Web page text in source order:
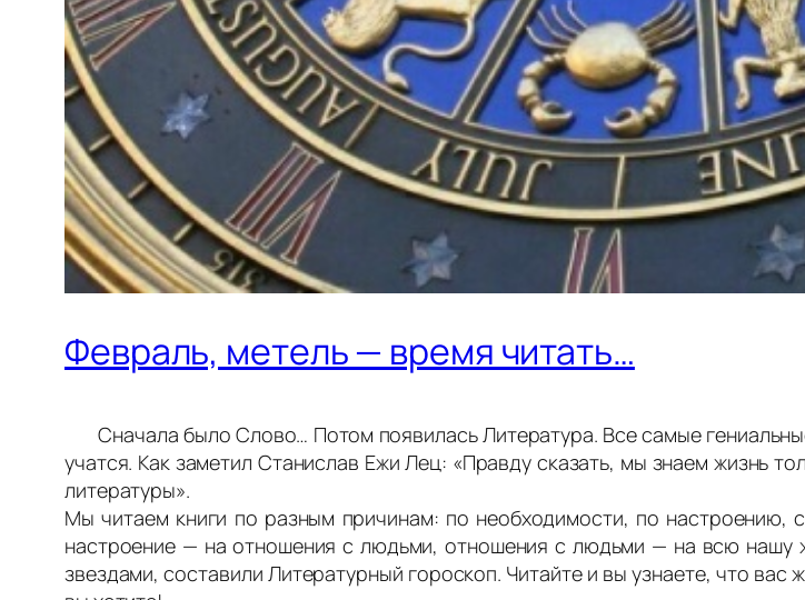
Февраль, метель — время читать…
Сначала было Слово… Потом появилась Литература. Все самые
учатся. Как заметил Станислав Ежи Лец: «Правду сказать, мы знаем жизнь
литературы».
Мы читаем книги по разным причинам: по необходимости, по настроению,
настроение — на отношения с людьми, отношения с людьми — на всю нашу
звездами, составили Литературный гороскоп. Читайте и вы узнаете, что